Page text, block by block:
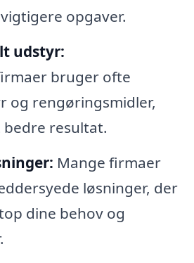
opgaver.
udstyr:
bruger ofte
og rengøringsmidler,
bedre resultat.
Mange firmaer
løsninger, der
dine behov og